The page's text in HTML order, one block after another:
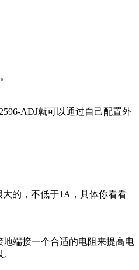
ADJ就可以通过自己配置外
的，不低于1A，具体你看看
地端接一个合适的电阻来提高电